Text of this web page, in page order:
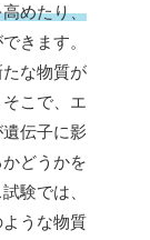
めたり、
きます。
な物質が
こで、エ
伝子に影
どうかを
験では、
うな物質